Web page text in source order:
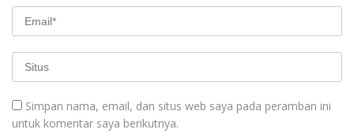
Simpan nama, email, dan situs web saya pada peramban ini
untuk komentar saya berikutnya.